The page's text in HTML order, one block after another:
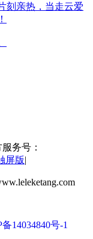
刻亲热，当走云爱
务号：
屏版|
14034840号-1